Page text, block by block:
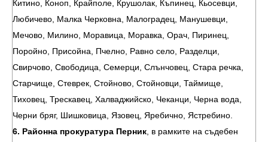
Китино, Коноп, Крайполе, Крушолак, Къпинец, Кьосевци,
Любичево, Малка Черковна, Малоградец, Манушевци,
Мечово, Милино, Моравица, Моравка, Орач, Пиринец,
Поройно, Присойна, Пчелно, Равно село, Разделци,
Свирчово, Свободица, Семерци, Слънчовец, Стара речка,
Старчище, Стеврек, Стойново, Стойновци, Таймище,
Тиховец, Трескавец, Халваджийско, Чеканци, Черна вода,
Черни бряг, Шишковица, Язовец, Яребично, Ястребино.
6. Районна прокуратура Перник , в рамките на съдебен